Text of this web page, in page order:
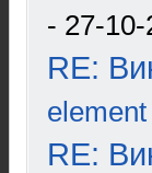
- 27-
RE:
element
RE: